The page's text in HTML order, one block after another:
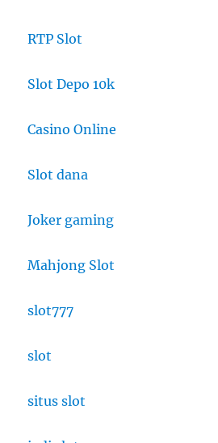
RTP Slot
Slot Depo 10k
Casino Online
Slot dana
Joker gaming
Mahjong Slot
slot777
slot
situs slot